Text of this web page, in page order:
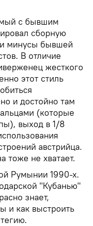
с бывшим
сборную
минусы бывшей
В отличие
жесткого
этот стиль
и достойно там
(которые
выход в 1/8
австрийца.
тоже не хватает.
Румынии 1990-х.
"Кубанью"
знает,
и как выстроить